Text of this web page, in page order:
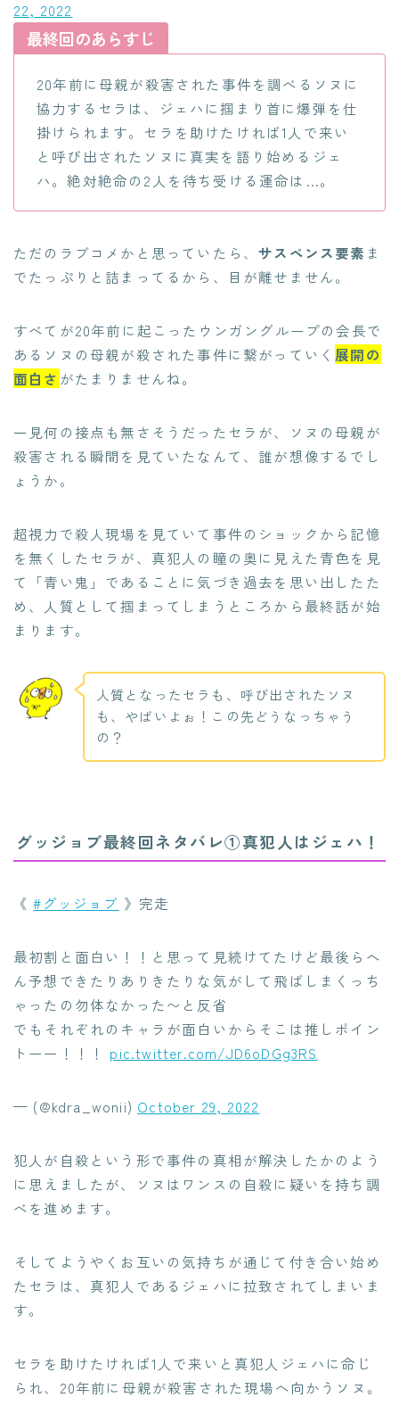
22, 2022
最終回のあらすじ
20年前に母親が殺害された事件を調べるソヌに
協力するセラは、ジェハに掴まり首に爆弾を仕
掛けられます。セラを助けたければ1人で来い
と呼び出されたソヌに真実を語り始めるジェ
ハ。絶対絶命の2人を待ち受ける運命は…。
ただのラブコメかと思っていたら、サスペンス要素 ま
でたっぷりと詰まってるから、目が離せません。
すべてが20年前に起こったウンガングループの会長で
あるソヌの母親が殺された事件に繋がっていく 展開の
面白さ がたまりませんね。
一見何の接点も無さそうだったセラが、ソヌの母親が
殺害される瞬間を見ていたなんて、誰が想像するでし
ょうか。
超視力で殺人現場を見ていて事件のショックから記憶
を無くしたセラが、真犯人の瞳の奥に見えた青色を見
て「青い鬼」であることに気づき過去を思い出したた
め、人質として掴まってしまうところから最終話が始
まります。
人質となったセラも、呼び出されたソヌ
も、やばいよぉ！この先どうなっちゃう
の？
グッジョブ最終回ネタバレ①真犯人はジェハ！
《#グッジョブ 》完走
最初割と面白い！！と思って見続けてたけど最後らへ
ん予想できたりありきたりな気がして飛ばしまくっち
ゃったの勿体なかった〜と反省
でもそれぞれのキャラが面白いからそこは推しポイン
トーー！！！ pic.twitter.com/JD6oDGg3RS
— (@kdra_wonii) October 29, 2022
犯人が自殺という形で事件の真相が解決したかのよう
に思えましたが、ソヌはワンスの自殺に疑いを持ち調
べを進めます。
そしてようやくお互いの気持ちが通じて付き合い始め
たセラは、真犯人であるジェハに拉致されてしまいま
す。
セラを助けたければ1人で来いと真犯人ジェハに命じ
られ、20年前に母親が殺害された現場へ向かうソヌ。